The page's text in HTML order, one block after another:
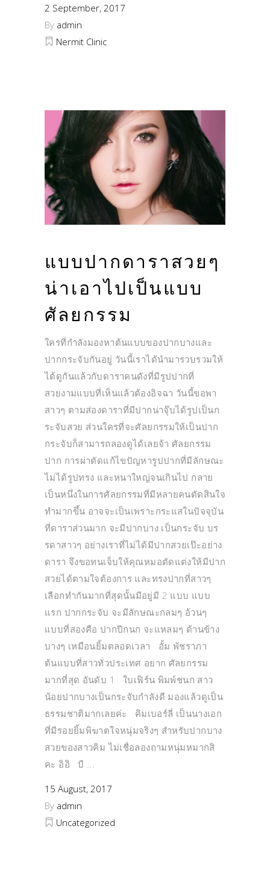
2 September, 2017
By admin
Nermit Clinic
แบบปากดาราสวยๆ
น่าเอาไปเป็นแบบ
ศัลยกรรม
ใครที่กำลังมองหาต้นแบบของปากบางและ
ปากกระจับกันอยู่ วันนี้เราได้นำมารวบรวมให้
ได้ดูกันแล้วกับดาราคนดังที่มีรูปปากที่
สวยงามแบบที่เห็นแล้วต้องอิจฉา วันนี้ขอพา
สาวๆ ตามส่องดาราที่มีปากน่าจุ๊บได้รูปเป็นก
ระจับสวย ส่วนใครที่จะศัลยกรรมให้เป็นปาก
กระจับก็สามารถลองดูได้เลยจ้า ศัลยกรรม
ปาก การผ่าตัดแก้ไขปัญหารูปปากที่มีลักษณะ
ไม่ได้รูปทรง และหนาใหญ่จนเกินไป กลาย
เป็นหนึ่งในการศัลยกรรมที่มีหลายคนตัดสินใจ
ทำมากขึ้น อาจจะเป็นเพราะกระแสในปัจจุบัน
ที่ดาราส่วนมาก จะมีปากบาง เป็นกระจับ บร
รดาสาวๆ อย่างเราที่ไม่ได้มีปากสวยเป๊ะอย่าง
ดารา จึงขอทนเจ็บให้คุณหมอตัดแต่งให้มีปาก
สวยได้ตามใจต้องการ และทรงปากที่สาวๆ
เลือกทำกันมากที่สุดนั้นมีอยู่มี 2 แบบ แบบ
แรก ปากกระจับ จะมีลักษณะกลมๆ อ้วนๆ
แบบที่สองคือ ปากปีกนก จะแหลมๆ ด้านข้าง
บางๆ เหมือนยิ้มตลอดเวลา อั้ม พัชราภา
ต้นแบบที่สาวทั่วประเทศ อยาก ศัลยกรรม
มากที่สุด อันดับ 1 ใบเฟิร์น พิมพ์ชนก สาว
น้อยปากบางเป็นกระจับกำลังดี มองแล้วดูเป็น
ธรรมชาติมากเลยค่ะ คิมเบอร์ลี่ เป็นนางเอก
ที่มีรอยยิ้มพิฆาตใจหนุ่มจริงๆ สำหรับปากบาง
สวยของสาวคิม ไม่เชื่อลองถามหนุ่มหมากสิ
คะ อิอิ บี
15 August, 2017
By admin
Uncategorized